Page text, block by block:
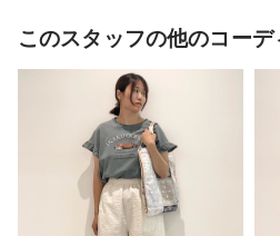
このスタッフの他のコーデ